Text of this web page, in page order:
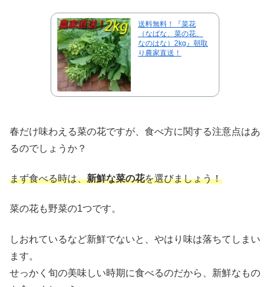
送料無料！『菜花
（なばな、菜の花、
なのはな）2kg』朝取
り農家直送！
春だけ味わえる菜の花ですが、食べ方に関する注意点はあ
るのでしょうか？
まず食べる時は、新鮮な菜の花を選びましょう！
菜の花も野菜の1つです。
しおれているなど新鮮でないと、やはり味は落ちてしまい
ます。
せっかく旬の美味しい時期に食べるのだから、新鮮なもの